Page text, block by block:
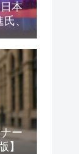
本
氏、
ー
】